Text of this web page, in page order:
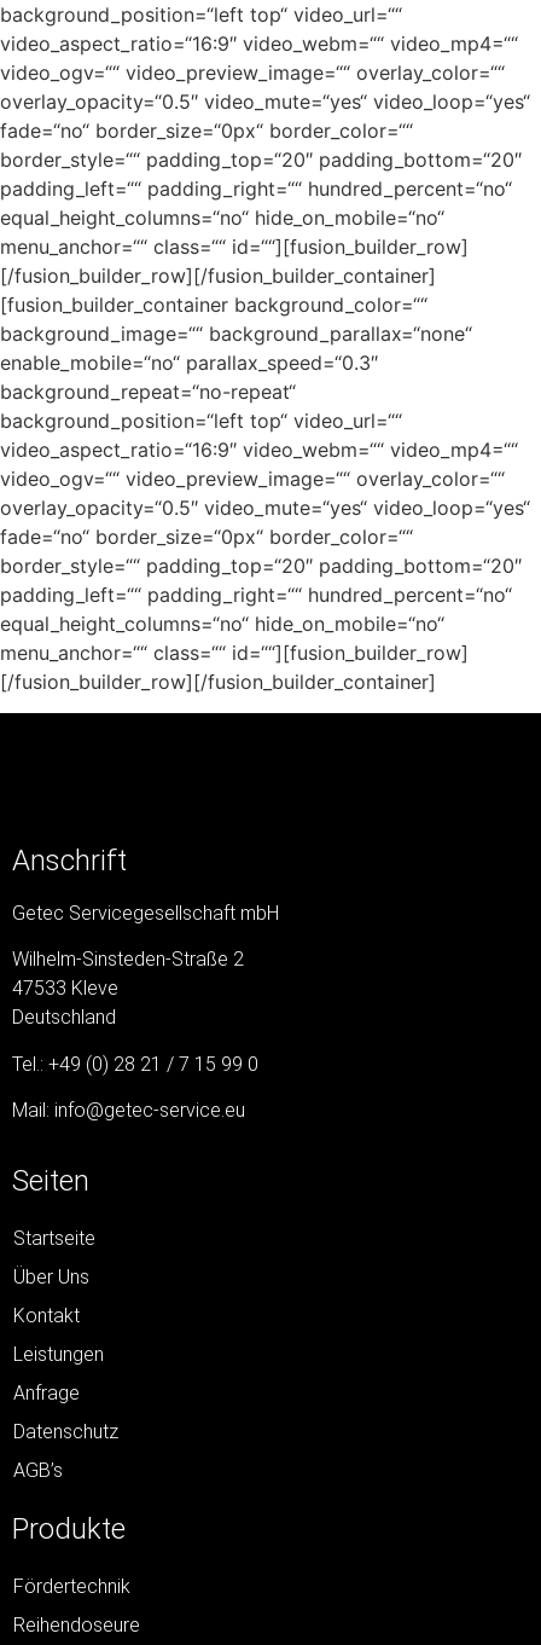
background_position=“left top“ video_url=““
video_aspect_ratio=“16:9″ video_webm=““ video_mp4=““
video_ogv=““ video_preview_image=““ overlay_color=““
overlay_opacity=“0.5″ video_mute=“yes“ video_loop=“yes“
fade=“no“ border_size=“0px“ border_color=““
border_style=““ padding_top=“20″ padding_bottom=“20″
padding_left=““ padding_right=““ hundred_percent=“no“
equal_height_columns=“no“ hide_on_mobile=“no“
menu_anchor=““ class=““ id=““][fusion_builder_row]
[/fusion_builder_row][/fusion_builder_container]
[fusion_builder_container background_color=““
background_image=““ background_parallax=“none“
enable_mobile=“no“ parallax_speed=“0.3″
background_repeat=“no-repeat“
background_position=“left top“ video_url=““
video_aspect_ratio=“16:9″ video_webm=““ video_mp4=““
video_ogv=““ video_preview_image=““ overlay_color=““
overlay_opacity=“0.5″ video_mute=“yes“ video_loop=“yes“
fade=“no“ border_size=“0px“ border_color=““
border_style=““ padding_top=“20″ padding_bottom=“20″
padding_left=““ padding_right=““ hundred_percent=“no“
equal_height_columns=“no“ hide_on_mobile=“no“
menu_anchor=““ class=““ id=““][fusion_builder_row]
[/fusion_builder_row][/fusion_builder_container]
Anschrift
Getec Servicegesellschaft mbH
Wilhelm-Sinsteden-Straße 2
47533 Kleve
Deutschland
Tel.: +49 (0) 28 21 / 7 15 99 0
Mail: info@getec-service.eu
Seiten
Startseite
Über Uns
Kontakt
Leistungen
Anfrage
Datenschutz
AGB’s
Produkte
Fördertechnik
Reihendoseure